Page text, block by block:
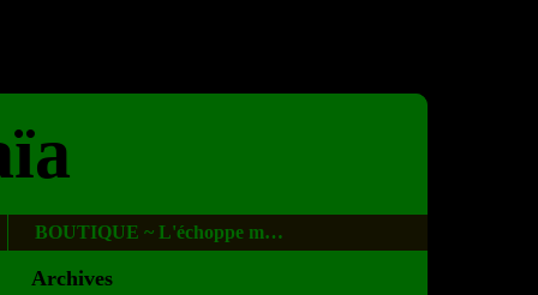
BOUTIQUE ~ L'échoppe magique
Archives